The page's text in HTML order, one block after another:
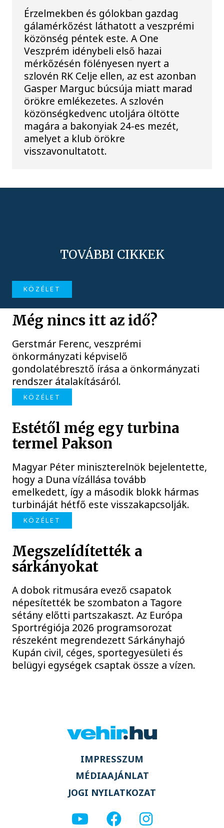
Érzelmekben és gólokban gazdag
gálamérkőzést láthatott a veszprémi
közönség péntek este. A One
Veszprém idénybeli első hazai
mérkőzésén fölényesen nyert a
szlovén RK Celje ellen, az est azonban
Gasper Marguc búcsúja miatt marad
örökre emlékezetes. A szlovén
közönségkedvenc utoljára öltötte
magára a bakonyiak 24-es mezét,
amelyet a klub örökre
visszavonultatott.
TOVÁBBI CIKKEK
KÖZÉLET
Még nincs itt az idő?
Gerstmár Ferenc, veszprémi
önkormányzati képviselő
gondolatébresztő írása a önkormányzati
rendszer átalakításáról.
KÖZÉLET
Estétől még egy turbina
termel Pakson
Magyar Péter miniszterelnök bejelentette,
hogy a Duna vízállása tovább
emelkedett, így a második blokk hármas
turbináját hétfő este visszakapcsolják.
KÖZÉLET
Megszelídítették a
sárkányokat
A dobok ritmusára evező csapatok
népesítették be szombaton a Tagore
sétány előtti partszakaszt. Az Európa
Sportrégiója 2026 programsorozat
részeként megrendezett Sárkányhajó
Kupán civil, céges, sportegyesületi és
belügyi egységek csaptak össze a vízen.
IMPRESSZUM
MÉDIAAJÁNLAT
JOGI NYILATKOZAT